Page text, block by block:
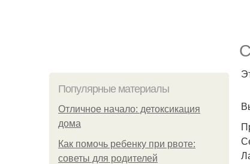
Популярные материалы
Отличное начало: детоксикация
дома
Как помочь ребенку при рвоте:
советы для родителей